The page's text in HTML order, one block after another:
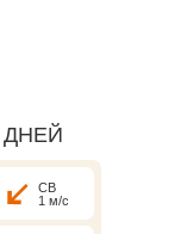
СВ
1 м/с